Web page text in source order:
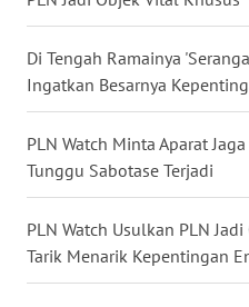
Di Tengah Ramainya
Ingatkan Besarnya
PLN Watch Minta Aparat
Tunggu Sabotase Terjadi
PLN Watch Usulkan PLN
Tarik Menarik Kepentingan
WN
KALSEL
KALTIM
WN
SULSEL